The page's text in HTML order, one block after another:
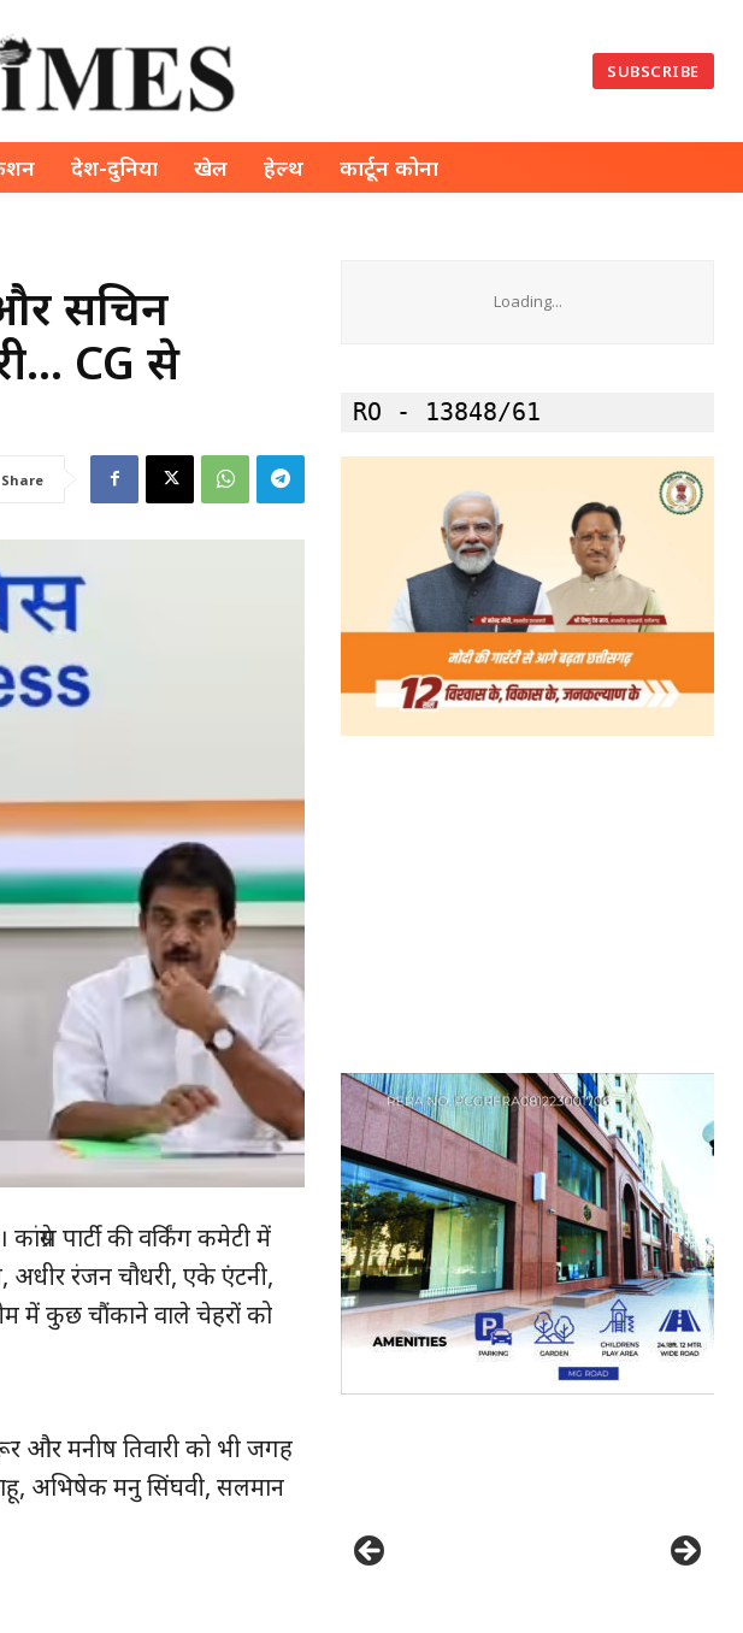
SUBSCRIBE
देश-दुनिया खेल हेल्थ कार्टून कोना
सचिन
CG से
Share
पार्टी की वर्किंग कमेटी में
रंजन चौधरी, एके एंटनी,
में कुछ चौंकाने वाले चेहरों को
और मनीष तिवारी को भी जगह
अभिषेक मनु सिंघवी, सलमान
Loading...
RO - 13848/61